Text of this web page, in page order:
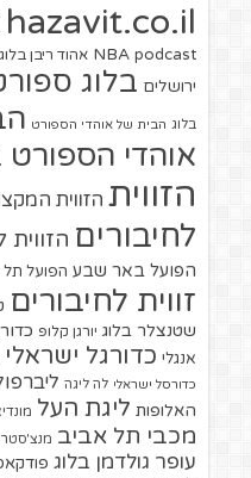
hazavit.co.il
NBA podcast אהוד ריבן בלוג
ירושלים בלוג
בלוג הבית של אוהדי הספורט
אוהדי
הזווית הזווית
לחיבורים הזווית
הפועל באר שבע הפועל תל
זווית לחיבורים
שטנצלר בלוג יורגן קלופ
אנגלי כדורגל ישראלי
כדורסל ישראלי לה ליגה
האלופות ליגת העל מונדיאל
מכבי תל אביב מנצ'סטר
עופר גולדמן בלוג